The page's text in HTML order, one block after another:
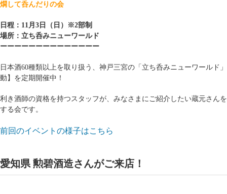
燗して呑んだりの会
日程：11月3日（日）※2部制
場所：立ち呑みニューワールド
ーーーーーーーーーーーーーー
日本酒60種類以上を取り扱う、神戸三宮の「立ち呑みニューワールド
動】を定期開催中！
利き酒師の資格を持つスタッフが、みなさまにご紹介したい蔵元さん
する会です。
前回のイベントの様子はこちら
愛知県 勲碧酒造さんがご来店！